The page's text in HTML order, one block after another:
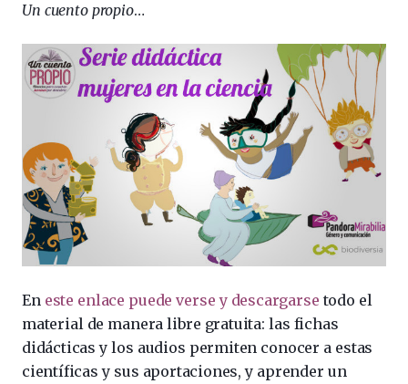
Un cuento propio…
En este enlace puede verse y descargarse todo el
material de manera libre gratuita: las fichas
didácticas y los audios permiten conocer a estas
científicas y sus aportaciones, y aprender un